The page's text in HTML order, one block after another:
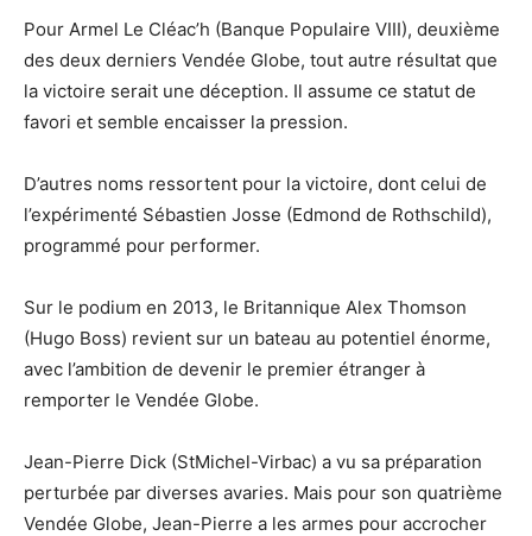
Pour Armel Le Cléac’h (Banque Populaire VIII), deuxième
des deux derniers Vendée Globe, tout autre résultat que
la victoire serait une déception. Il assume ce statut de
favori et semble encaisser la pression.
D’autres noms ressortent pour la victoire, dont celui de
l’expérimenté Sébastien Josse (Edmond de Rothschild),
programmé pour performer.
Sur le podium en 2013, le Britannique Alex Thomson
(Hugo Boss) revient sur un bateau au potentiel énorme,
avec l’ambition de devenir le premier étranger à
remporter le Vendée Globe.
Jean-Pierre Dick (StMichel-Virbac) a vu sa préparation
perturbée par diverses avaries. Mais pour son quatrième
Vendée Globe, Jean-Pierre a les armes pour accrocher